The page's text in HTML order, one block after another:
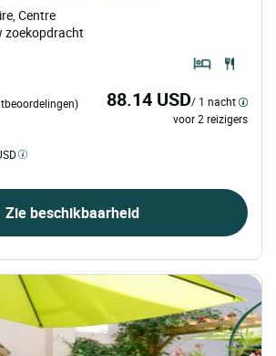
Centre
zoekopdracht
88.14 USD/ 1 nacht
voor 2 reizigers
Zie beschikbaarheid